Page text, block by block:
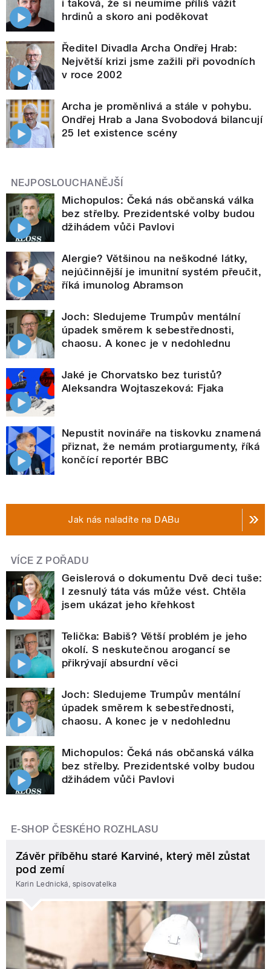
i taková, že si neumíme příliš vážit
hrdinů a skoro ani poděkovat
Ředitel Divadla Archa Ondřej Hrab:
Největší krizi jsme zažili při povodních
v roce 2002
Archa je proměnlivá a stále v pohybu.
Ondřej Hrab a Jana Svobodová bilancují
25 let existence scény
NEJPOSLOUCHANĚJŠÍ
Michopulos: Čeká nás občanská válka
bez střelby. Prezidentské volby budou
džihádem vůči Pavlovi
Alergie? Většinou na neškodné látky,
nejúčinnější je imunitní systém přeučit,
říká imunolog Abramson
Joch: Sledujeme Trumpův mentální
úpadek směrem k sebestřednosti,
chaosu. A konec je v nedohlednu
Jaké je Chorvatsko bez turistů?
Aleksandra Wojtaszeková: Fjaka
Nepustit novináře na tiskovku znamená
přiznat, že nemám protiargumenty, říká
končící reportér BBC
Jak nás naladíte na DABu
VÍCE Z POŘADU
Geislerová o dokumentu Dvě deci tuše:
I zesnulý táta vás může vést. Chtěla
jsem ukázat jeho křehkost
Telička: Babiš? Větší problém je jeho
okolí. S neskutečnou arogancí se
přikrývají absurdní věci
Joch: Sledujeme Trumpův mentální
úpadek směrem k sebestřednosti,
chaosu. A konec je v nedohlednu
Michopulos: Čeká nás občanská válka
bez střelby. Prezidentské volby budou
džihádem vůči Pavlovi
E-SHOP ČESKÉHO ROZHLASU
Závěr příběhu staré Karviné, který měl zůstat
pod zemí
Karin Lednická, spisovatelka